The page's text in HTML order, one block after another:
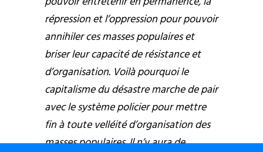
répression et l’oppression pour pouvoir
annihiler ces masses populaires et
briser leur capacité de résistance et
d’organisation. Voilà pourquoi le
capitalisme du désastre marche de pair
avec le système policier pour mettre
fin à toute velléité d’organisation des
masses populaires. Il n’y aura de